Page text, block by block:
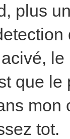
plus
que le
mon
tot.